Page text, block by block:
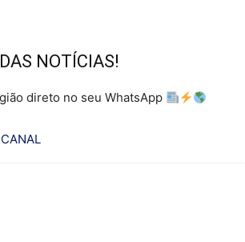
NOTÍCIAS!
direto no seu WhatsApp